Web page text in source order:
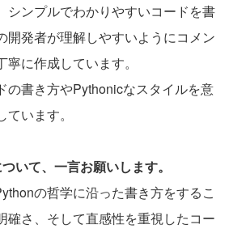
シンプルでわかりやすいコードを書
開発者が理解しやすいようにコメン
寧に作成しています。
の書き方やPythonicなスタイルを意
います。
いて、一言お願いします。
の哲学に沿った書き方をするこ
確さ、そして直感性を重視したコー